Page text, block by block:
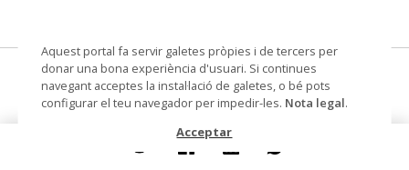
Almacenes Chordà
targeta
Aquest portal fa servir galetes pròpies i de tercers per
donar una bona experiència d'usuari. Si continues
navegant acceptes la instal·lació de galetes, o bé pots
configurar el teu navegador per impedir-les. Nota legal.
Acceptar